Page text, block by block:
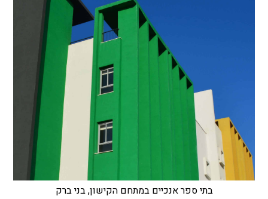
בתי ספר אנכיים במתחם הקישון, בני ברק